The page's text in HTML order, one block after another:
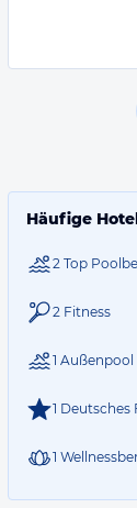
Häufige
2 Top
2 Fitness
1 Außenpool
1 Deutsches
1